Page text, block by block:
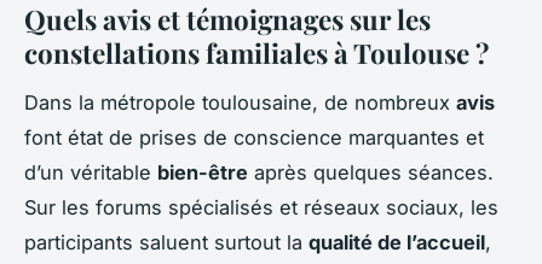
Quels avis et témoignages sur les
constellations familiales à Toulouse ?
Dans la métropole toulousaine, de nombreux avis
font état de prises de conscience marquantes et
d’un véritable bien-être après quelques séances.
Sur les forums spécialisés et réseaux sociaux, les
participants saluent surtout la qualité de l’accueil,